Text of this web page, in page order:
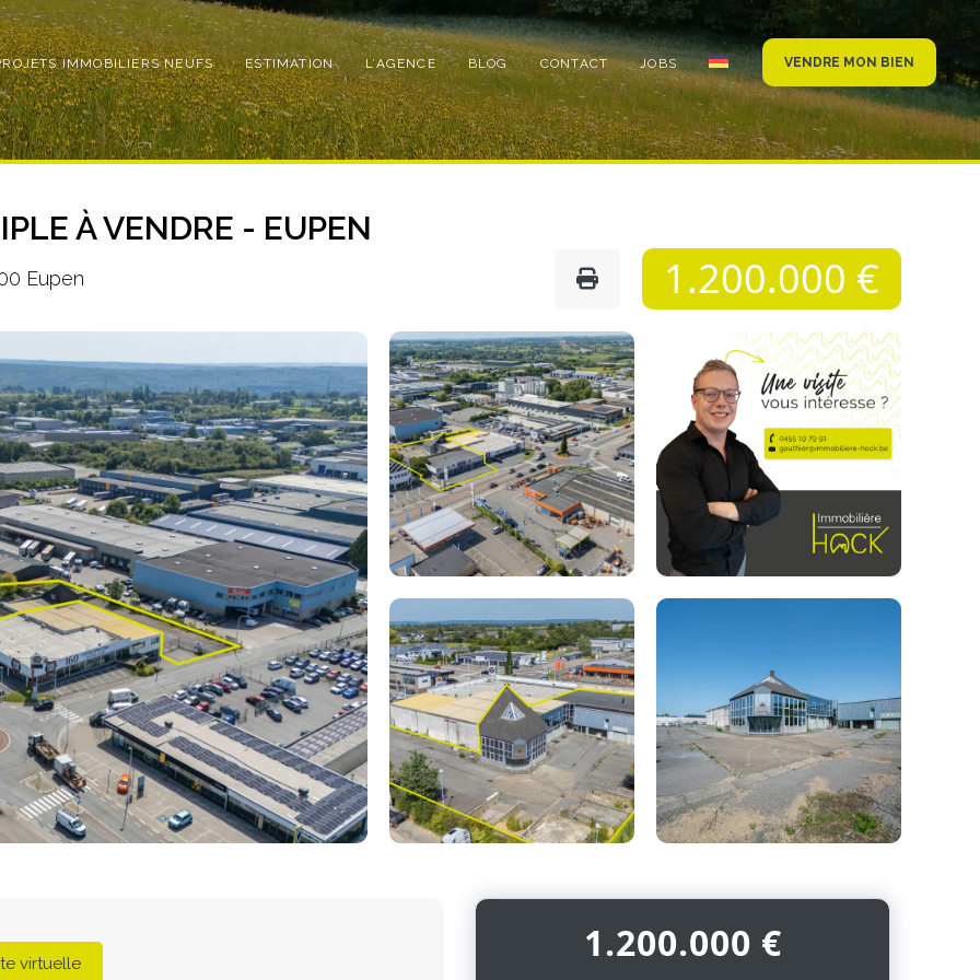
IMMOBILIERS NEUFS ESTIMATION L’AGENCE BLOG CONTACT JOBS VENDRE MON BIEN
À VENDRE - EUPEN
Eupen 1.200.000 €
Photo
de
l'album
l'album
Photo
de
l'album
Photo
virtuelle 1.200.000 €